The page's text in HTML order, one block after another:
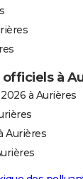
à
à Aurières
Aurières